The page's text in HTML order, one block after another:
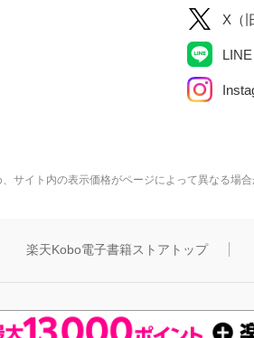
X（
LINE
サイト内の表示価格がページによって異なる場
楽天Kobo電子書籍ストアトップ